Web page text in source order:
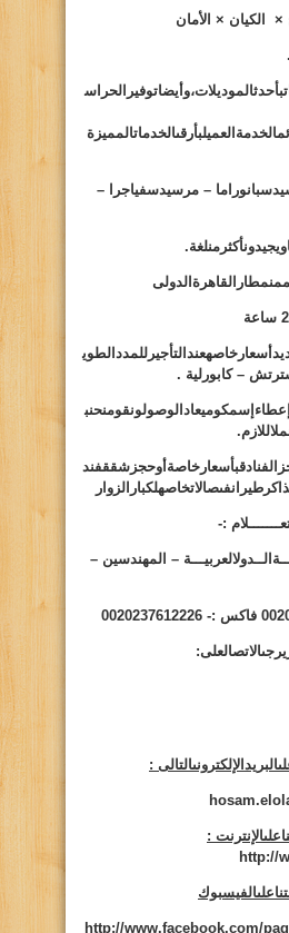
× الكيان × الأمان
الخدماتالمميزة
– مرسيدسفياجرا –
– كابورلية .
:-
– المهندسين –
:
:
http://
http://www.facebook.com/